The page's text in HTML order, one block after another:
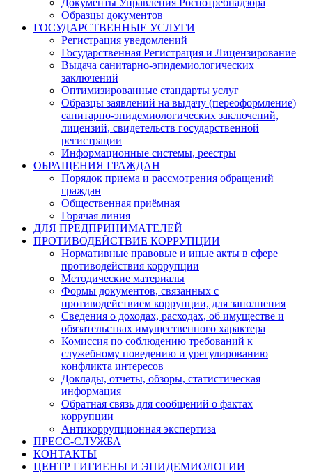
Документы Управления Роспотребнадзора
Образцы документов
ГОСУДАРСТВЕННЫЕ УСЛУГИ
Регистрация уведомлений
Государственная Регистрация и Лицензирование
Выдача санитарно-эпидемиологических
заключений
Оптимизированные стандарты услуг
Образцы заявлений на выдачу (переоформление)
санитарно-эпидемиологических заключений,
лицензий, свидетельств государственной
регистрации
Информационные системы, реестры
ОБРАЩЕНИЯ ГРАЖДАН
Порядок приема и рассмотрения обращений
граждан
Общественная приёмная
Горячая линия
ДЛЯ ПРЕДПРИНИМАТЕЛЕЙ
ПРОТИВОДЕЙСТВИЕ КОРРУПЦИИ
Нормативные правовые и иные акты в сфере
противодействия коррупции
Методические материалы
Формы документов, связанных с
противодействием коррупции, для заполнения
Сведения о доходах, расходах, об имуществе и
обязательствах имущественного характера
Комиссия по соблюдению требований к
служебному поведению и урегулированию
конфликта интересов
Доклады, отчеты, обзоры, статистическая
информация
Обратная связь для сообщений о фактах
коррупции
Антикоррупционная экспертиза
ПРЕСС-СЛУЖБА
КОНТАКТЫ
ЦЕНТР ГИГИЕНЫ И ЭПИДЕМИОЛОГИИ